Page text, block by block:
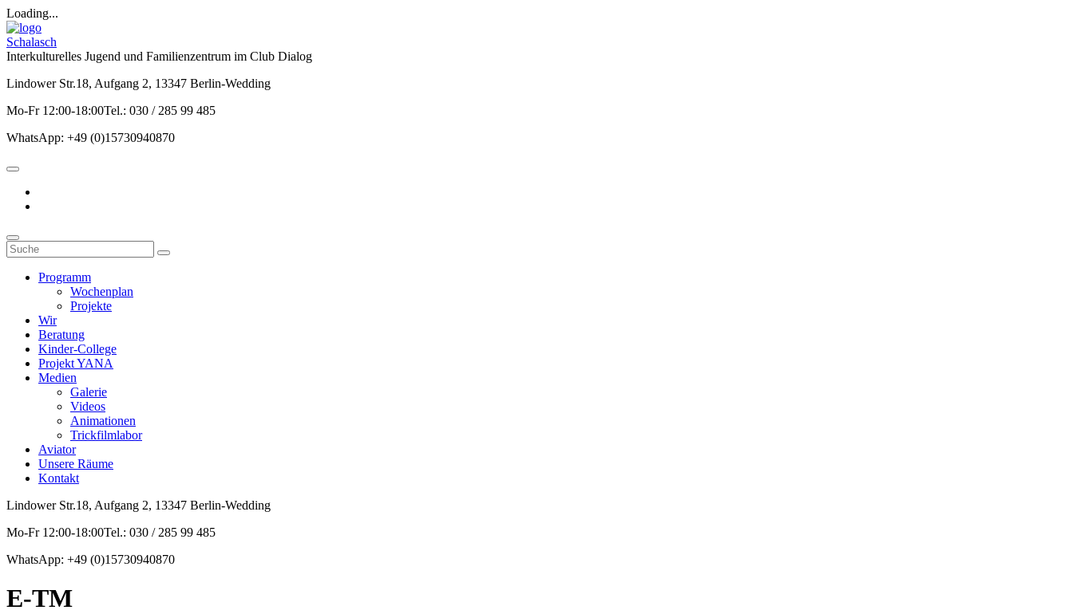
Loading...
Schalasch
Interkulturelles Jugend und Familienzentrum im Club Dialog
Lindower Str.18, Aufgang 2, 13347 Berlin-Wedding
Mo-Fr 12:00-18:00Tel.: 030 / 285 99 485
WhatsApp: +49 (0)15730940870
Programm
Wochenplan
Projekte
Wir
Beratung
Kinder-College
Projekt YANA
Medien
Galerie
Videos
Animationen
Trickfilmlabor
Aviator
Unsere Räume
Kontakt
Lindower Str.18, Aufgang 2, 13347 Berlin-Wedding
Mo-Fr 12:00-18:00Tel.: 030 / 285 99 485
WhatsApp: +49 (0)15730940870
E-TM